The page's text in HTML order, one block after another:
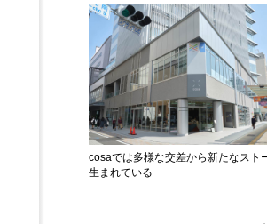
cosaでは多様な交差から新たなスト
生まれている